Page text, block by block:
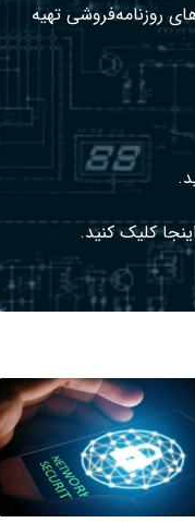
روزنامه‌فروشی تهیه
کلیک کنید.